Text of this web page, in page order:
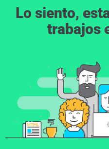
Lo siento,
trabajos